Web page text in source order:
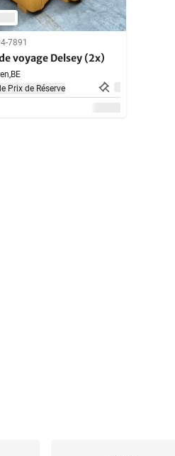
7891
voyage Delsey (2x)
BE
Prix de Réserve